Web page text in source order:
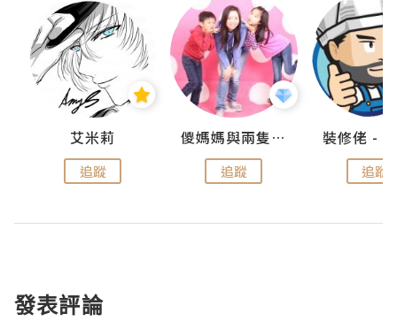
艾米莉
追蹤
儍媽媽與兩隻小魔怪之家
追蹤 追蹤
發表評論